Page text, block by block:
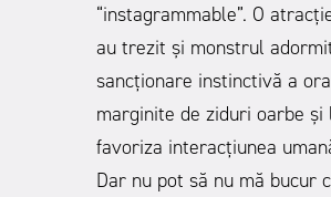
“instagrammable”. O
au trezit și monstrul
sancționare instinctivă a
marginite de ziduri oarbe
favoriza interacțiunea
Dar nu pot să nu mă bucur